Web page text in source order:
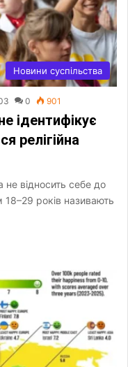
Новини суспільства
0 901
ідентифікує
релігійна
не відносить себе до
18–29 років називають